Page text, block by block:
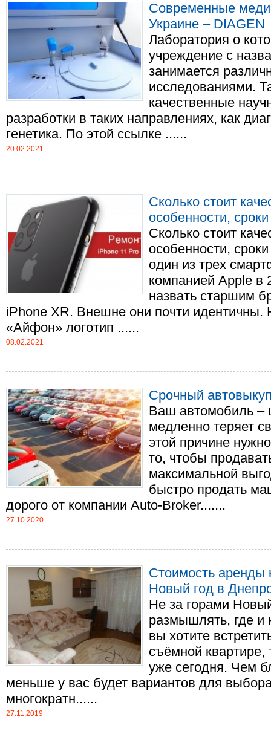
Современные
Украине – DIAGEN
Лаборатория о
учреждение с
занимается
исследованиями.
качественные
разработки в таких направлениях, как
генетика. По этой ссылке ......
20.02.2021
Сколько стоит
особенности,
Сколько стоит
особенности,
один из трех
компанией Apple в
назвать старшим
iPhone XR. Внешне они почти идентичны.
«Айфон» логотип ......
08.02.2021
Срочный
Ваш автомобиль –
медленно теряет
этой причине
то, чтобы
максимальной
быстро продать
дорого от компании Auto-Broker.......
27.10.2020
Стоимость аренды
Новый год в
Не за горами
размышлять, где и
вы хотите
съёмной квартире,
уже сегодня. Чем
меньше у вас будет вариантов для
многократн......
27.11.2019